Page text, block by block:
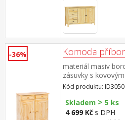
-36% Komoda
materiál masiv
zásuvky s
doplněk nástavec
LOVI, ABACO,
TOSCANA, SIENA
Kód produktu:
Skladem > 5 ks
4 699 Kč s DPH